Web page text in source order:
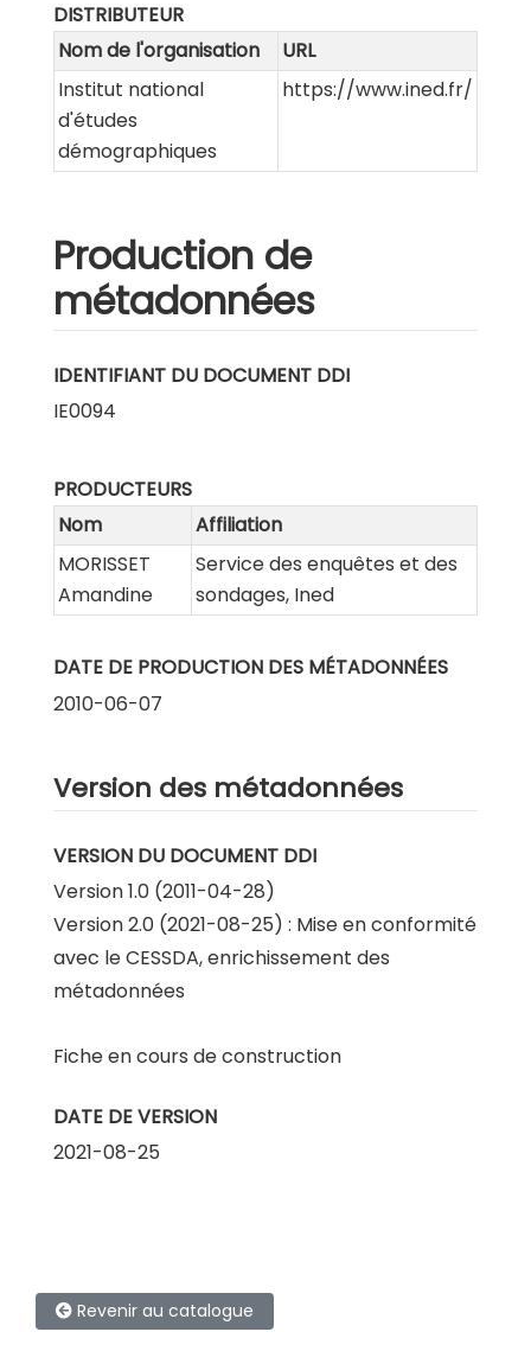
DISTRIBUTEUR
Nom de l'organisation
URL
Institut national
d'études
démographiques
https://www.ined.fr/
Production de
métadonnées
IDENTIFIANT DU DOCUMENT DDI
IE0094
PRODUCTEURS
Nom
Affiliation
MORISSET
Amandine
Service des enquêtes et des
sondages, Ined
DATE DE PRODUCTION DES MÉTADONNÉES
2010-06-07
Version des métadonnées
VERSION DU DOCUMENT DDI
Version 1.0 (2011-04-28)
Version 2.0 (2021-08-25) : Mise en conformité
avec le CESSDA, enrichissement des
métadonnées
Fiche en cours de construction
DATE DE VERSION
2021-08-25
Revenir au catalogue